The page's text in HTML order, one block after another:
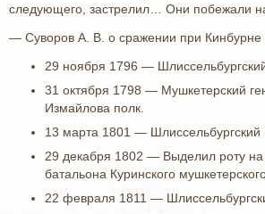
следующего, застрелил… Они побежали
— Суворов А. В. о сражении при Кинбурне
29 ноября 1796 —
31 октября 1798 — Мушкетерский
Измайлова полк.
13 марта 1801 — Шлиссельбургский
29 декабря 1802 — Выделил роту
батальона Куринского
22 февраля 1811 —